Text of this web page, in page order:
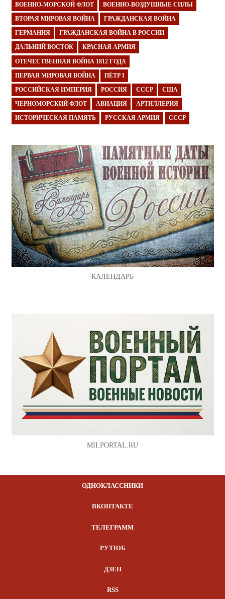
ВОЕННО-МОРСКОЙ ФЛОТ ВОЕННО-ВОЗДУШНЫЕ СИЛЫ
ВТОРАЯ МИРОВАЯ ВОЙНА ГРАЖДАНСКАЯ ВОЙНА
ГЕРМАНИЯ ГРАЖДАНСКАЯ ВОЙНА В РОССИИ
ДАЛЬНИЙ ВОСТОК КРАСНАЯ АРМИЯ
ОТЕЧЕСТВЕННАЯ ВОЙНА 1812 ГОДА
ПЕРВАЯ МИРОВАЯ ВОЙНА ПЁТР I
РОССИЙСКАЯ ИМПЕРИЯ РОССИЯ СССР США
ЧЕРНОМОРСКИЙ ФЛОТ АВИАЦИЯ АРТИЛЛЕРИЯ
ИСТОРИЧЕСКАЯ ПАМЯТЬ РУССКАЯ АРМИЯ СССР
КАЛЕНДАРЬ
MILPORTAL.RU
ОДНОКЛАССНИКИ
ВКОНТАКТЕ
ТЕЛЕГРАММ
РУТЮБ
ДЗЕН
RSS